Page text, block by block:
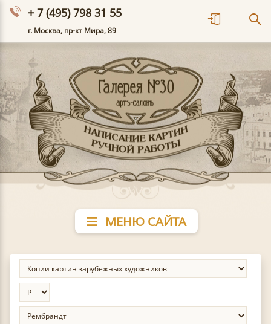
+ 7 (495) 798 31 55
г. Москва, пр-кт Мира, 89
МЕНЮ САЙТА